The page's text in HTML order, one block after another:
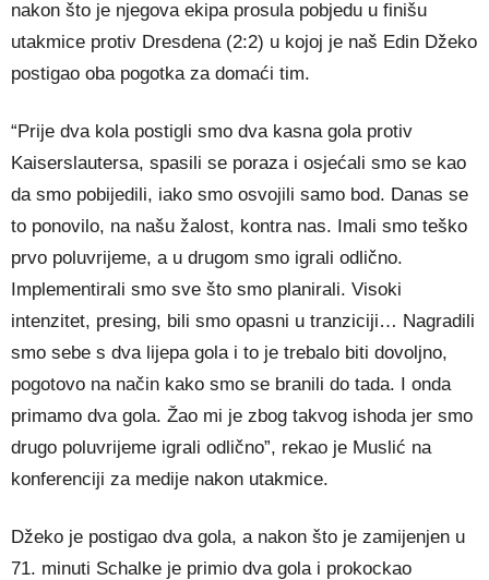
nakon što je njegova ekipa prosula pobjedu u finišu
utakmice protiv Dresdena (2:2) u kojoj je naš Edin Džeko
postigao oba pogotka za domaći tim.
“Prije dva kola postigli smo dva kasna gola protiv
Kaiserslautersa, spasili se poraza i osjećali smo se kao
da smo pobijedili, iako smo osvojili samo bod. Danas se
to ponovilo, na našu žalost, kontra nas. Imali smo teško
prvo poluvrijeme, a u drugom smo igrali odlično.
Implementirali smo sve što smo planirali. Visoki
intenzitet, presing, bili smo opasni u tranziciji… Nagradili
smo sebe s dva lijepa gola i to je trebalo biti dovoljno,
pogotovo na način kako smo se branili do tada. I onda
primamo dva gola. Žao mi je zbog takvog ishoda jer smo
drugo poluvrijeme igrali odlično”, rekao je Muslić na
konferenciji za medije nakon utakmice.
Džeko je postigao dva gola, a nakon što je zamijenjen u
71. minuti Schalke je primio dva gola i prokockao